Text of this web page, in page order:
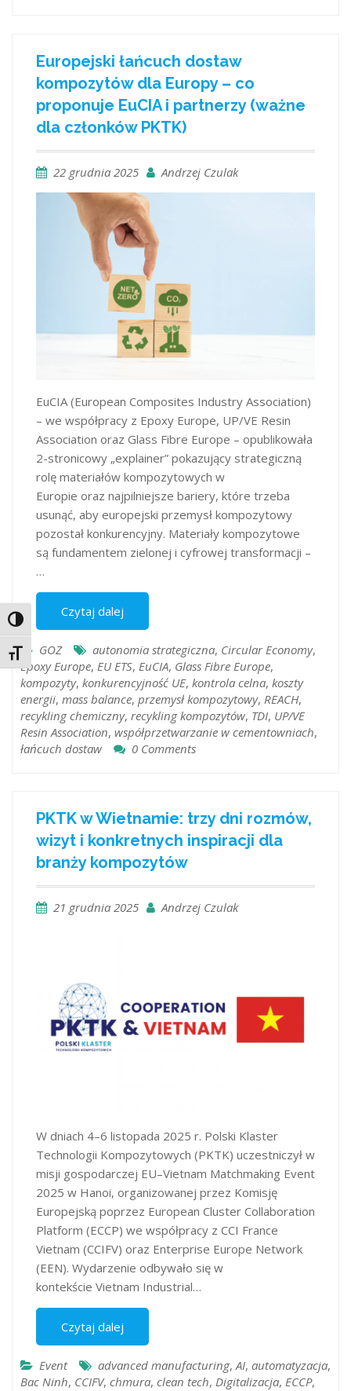
Toggle High Contrast
Toggle Font size
Europejski łańcuch dostaw
kompozytów dla Europy – co
proponuje EuCIA i partnerzy (ważne
dla członków PKTK)
22 grudnia 2025 Andrzej Czulak
EuCIA (European Composites Industry Association)
– we współpracy z Epoxy Europe, UP/VE Resin
Association oraz Glass Fibre Europe – opublikowała
2-stronicowy „explainer” pokazujący strategiczną
rolę materiałów kompozytowych w
Europie oraz najpilniejsze bariery, które trzeba
usunąć, aby europejski przemysł kompozytowy
pozostał konkurencyjny. Materiały kompozytowe
są fundamentem zielonej i cyfrowej transformacji –
…
Czytaj dalej
GOZ autonomia strategiczna, Circular Economy,
Epoxy Europe, EU ETS, EuCIA, Glass Fibre Europe,
kompozyty, konkurencyjność UE, kontrola celna, koszty
energii, mass balance, przemysł kompozytowy, REACH,
recykling chemiczny, recykling kompozytów, TDI, UP/VE
Resin Association, współprzetwarzanie w cementowniach,
łańcuch dostaw
0 Comments
PKTK w Wietnamie: trzy dni rozmów,
wizyt i konkretnych inspiracji dla
branży kompozytów
21 grudnia 2025 Andrzej Czulak
W dniach 4–6 listopada 2025 r. Polski Klaster
Technologii Kompozytowych (PKTK) uczestniczył w
misji gospodarczej EU–Vietnam Matchmaking Event
2025 w Hanoi, organizowanej przez Komisję
Europejską poprzez European Cluster Collaboration
Platform (ECCP) we współpracy z CCI France
Vietnam (CCIFV) oraz Enterprise Europe Network
(EEN). Wydarzenie odbywało się w
kontekście Vietnam Industrial…
Czytaj dalej
Event advanced manufacturing, AI, automatyzacja,
Bac Ninh, CCIFV, chmura, clean tech, Digitalizacja, ECCP,